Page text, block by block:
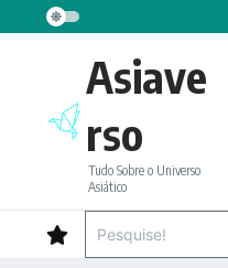
Ir para o conteúdo
Asiave
rso
Tudo Sobre o Universo
Asiático